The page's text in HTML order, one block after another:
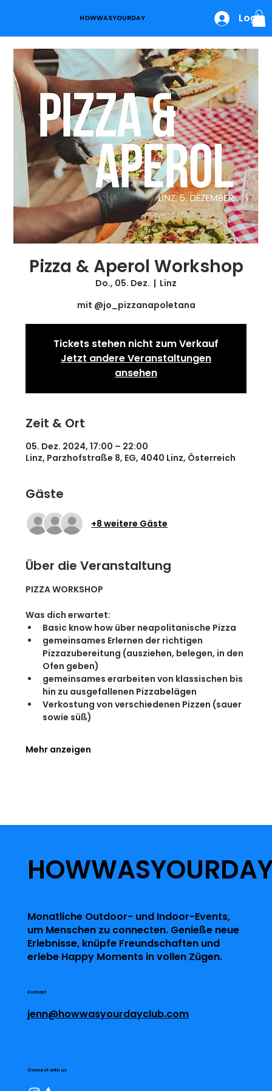
HOWWASYOURDAY Login
Pizza & Aperol Workshop
Do., 05. Dez.
  |
Linz
mit @jo_pizzanapoletana
Tickets stehen nicht zum Verkauf
Jetzt andere Veranstaltungen
ansehen
Zeit & Ort
05. Dez. 2024, 17:00 – 22:00
Linz, Parzhofstraße 8, EG, 4040 Linz, Österreich
Gäste
+8 weitere Gäste
Über die Veranstaltung
PIZZA WORKSHOP
Was dich erwartet:
Basic know how über neapolitanische Pizza
gemeinsames Erlernen der richtigen
Pizzazubereitung (ausziehen, belegen, in den
Ofen geben)
gemeinsames erarbeiten von klassischen bis
hin zu ausgefallenen Pizzabelägen
Verkostung von verschiedenen Pizzen (sauer
sowie süß)
Mehr anzeigen
Monatliche Outdoor- und Indoor-Events,
um Menschen zu connecten. Genieße neue
Erlebnisse, knüpfe Freundschaften und
erlebe Happy Moments in vollen Zügen.
Connect with us
Kontakt
jenn@howwasyourdayclub.com